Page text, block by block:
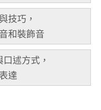
技巧，
和裝飾音
述方式，
達